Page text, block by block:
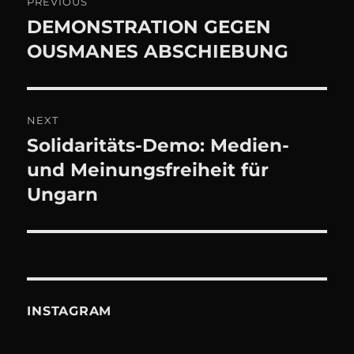
Navigation
Previous
post:
DEMONSTRATION GEGEN
OUSMANES ABSCHIEBUNG
NEXT
Next
post:
Solidaritäts-Demo: Medien-
und Meinungsfreiheit für
Ungarn
INSTAGRAM